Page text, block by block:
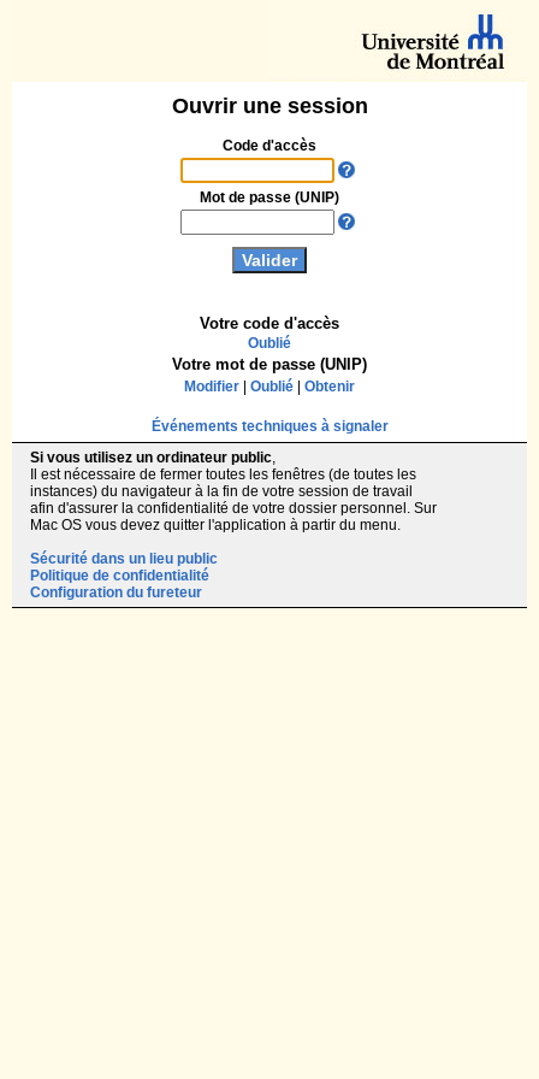
Ouvrir une session
Code d'accès
Votre code d'accès
Oublié
Mot de passe (UNIP)
Votre mot de passe (UNIP)
Modifier Oublié Obtenir
Événements techniques à signaler
Si vous utilisez un ordinateur public,
Il est nécessaire de fermer toutes les fenêtres (de toutes les
instances) du navigateur à la fin de votre session de travail
afin d'assurer la confidentialité de votre dossier personnel. Sur
Mac OS vous devez quitter l'application à partir du menu.
Sécurité dans un lieu public
Politique de confidentialité
Configuration du fureteur